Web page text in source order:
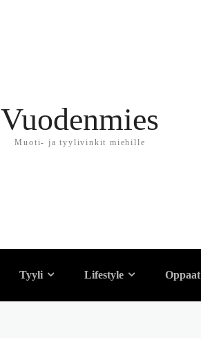
Vuodenmies
Muoti- ja tyylivinkit miehille
Tyyli Lifestyle Oppaat